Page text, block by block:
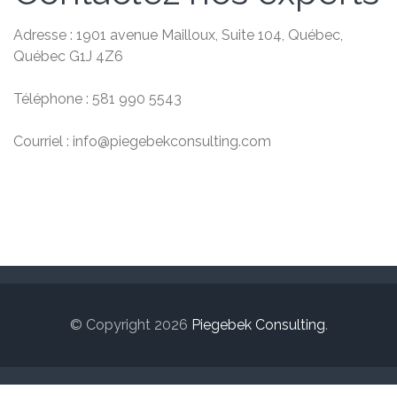
Adresse : 1901 avenue Mailloux, Suite 104, Québec,
Québec G1J 4Z6
Téléphone : 581 990 5543
Courriel : info@piegebekconsulting.com
© Copyright 2026 Piegebek Consulting.